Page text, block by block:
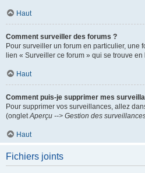
Haut
Comment surveiller des forums ?
Pour surveiller un forum en particulier, une
lien « Surveiller ce forum » qui se trouve
Haut
Comment puis-je supprimer mes
Pour supprimer vos surveillances, allez
(ongletAperçu --> Gestion des
Haut
Fichiers joints